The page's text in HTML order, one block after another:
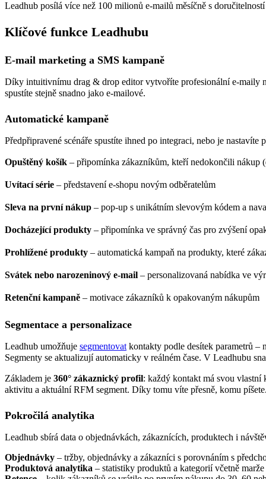
Leadhub posílá více než 100 milionů e-mailů měsíčně s
Klíčové funkce Leadhubu
E-mail marketing a SMS kampaně
Díky intuitivnímu drag & drop editor vytvoříte profesionální e-maily
spustíte stejně snadno jako e-mailové.
Automatické kampaně
Předpřipravené scénáře spustíte ihned po integraci, nebo je nastavíte
Opuštěný košík – připomínka zákazníkům, kteří nedokončili
Uvítací série – představení e-shopu novým odběratelům
Sleva na první nákup – pop-up s unikátním slevovým kódem a
Docházející produkty – připomínka ve správný čas pro zvýšení
Prohlížené produkty – automatická kampaň na produkty, které
Svátek nebo narozeninový e-mail – personalizovaná nabídka ve
Retenční kampaně – motivace zákazníků k opakovaným nákupům
Segmentace a personalizace
Leadhub umožňuje segmentovat kontakty podle desítek parametrů
Segmenty se aktualizují automaticky v reálném čase. V Leadhubu
Základem je 360° zákaznický profil: každý kontakt má svou
aktivitu a aktuální RFM segment. Díky tomu víte přesně, komu píšete.
Pokročilá analytika
Leadhub sbírá data o objednávkách, zákaznících, produktech i
Objednávky – tržby, objednávky a zákazníci s porovnáním s
Produktová analytika – statistiky produktů a kategorií včetně